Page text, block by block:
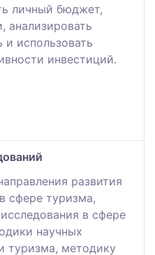
личный бюджет,
анализировать
и использовать
инвестиций.
развития
сфере туризма,
в сфере
научных
туризма, методику